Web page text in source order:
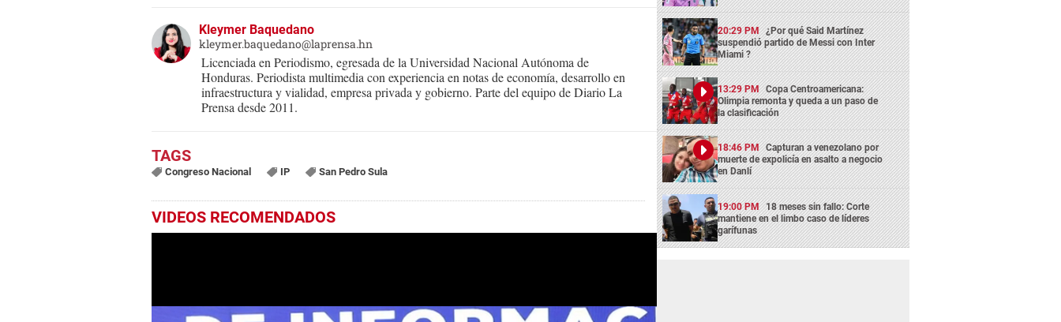
Kleymer Baquedano
kleymer.baquedano@laprensa.hn
Licenciada en Periodismo, egresada de la Universidad Nacional Autónoma de
Honduras. Periodista multimedia con experiencia en notas de economía, desarrollo en
infraestructura y vialidad, empresa privada y gobierno. Parte del equipo de Diario La
Prensa desde 2011.
Congreso Nacional IP San Pedro Sula
VIDEOS RECOMENDADOS
20:29 PM ¿Por qué Said Martínez
suspendió partido de Messi con Inter
Miami ?
13:29 PM Copa Centroamericana:
Olimpia remonta y queda a un paso de
la clasificación
18:46 PM Capturan a venezolano por
muerte de expolicía en asalto a negocio
en Danlí
19:00 PM 18 meses sin fallo: Corte
mantiene en el limbo caso de líderes
garífunas